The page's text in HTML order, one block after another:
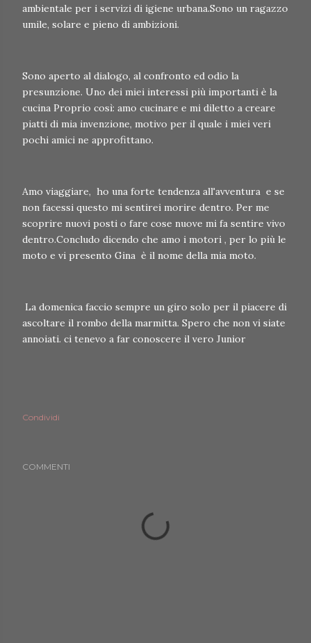
ambientale per i servizi di igiene urbana.Sono un ragazzo
umile, solare e pieno di ambizioni.
Sono aperto al dialogo, al confronto ed odio la
presunzione. Uno dei miei interessi più importanti è la
cucina Proprio così: amo cucinare e mi diletto a creare
piatti di mia invenzione, motivo per il quale i miei veri
pochi amici ne approfittano.
Amo viaggiare, ho una forte tendenza all'avventura e se
non facessi questo mi sentirei morire dentro. Per me
scoprire nuovi posti o fare cose nuove mi fa sentire vivo
dentro.Concludo dicendo che amo i motori , per lo più le
moto e vi presento Gina è il nome della mia moto.
La domenica faccio sempre un giro solo per il piacere di
ascoltare il rombo della marmitta. Spero che non vi siate
annoiati. ci tenevo a far conoscere il vero Junior
Condividi
COMMENTI